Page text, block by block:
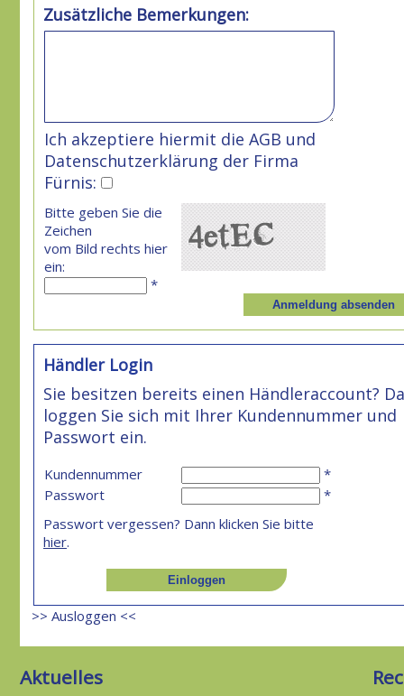
Zusätzliche Bemerkungen:
Ich akzeptiere hiermit die AGB und
Datenschutzerklärung der Firma
Fürnis:
Bitte geben Sie die
Zeichen
vom Bild rechts hier
ein:
*
Händler Login
Sie besitzen bereits einen Händleraccount?
loggen Sie sich mit Ihrer Kundennummer und
Passwort ein.
Kundennummer
*
Passwort
*
Passwort vergessen? Dann klicken Sie bitte
hier.
>> Ausloggen <<
Aktuelles